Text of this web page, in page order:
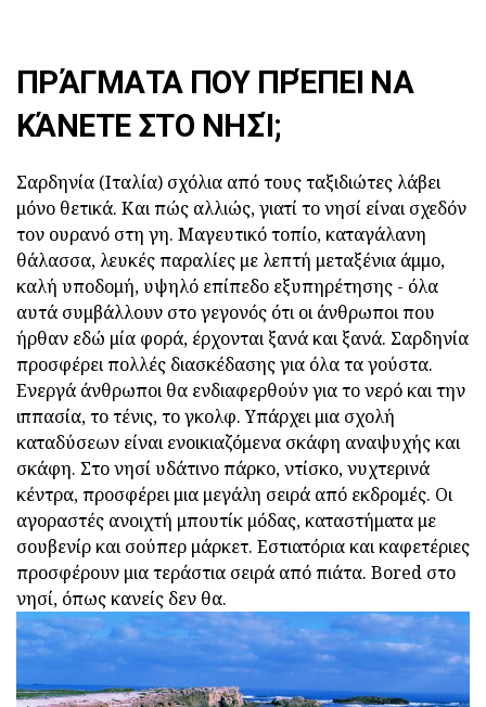
ΠΡΆΓΜΑΤΑ ΠΟΥ ΠΡΈΠΕΙ ΝΑ
ΚΆΝΕΤΕ ΣΤΟ ΝΗΣΊ;
Σαρδηνία (Ιταλία) σχόλια από τους ταξιδιώτες λάβει
μόνο θετικά. Και πώς αλλιώς, γιατί το νησί είναι σχεδόν
τον ουρανό στη γη. Μαγευτικό τοπίο, καταγάλανη
θάλασσα, λευκές παραλίες με λεπτή μεταξένια άμμο,
καλή υποδομή, υψηλό επίπεδο εξυπηρέτησης - όλα
αυτά συμβάλλουν στο γεγονός ότι οι άνθρωποι που
ήρθαν εδώ μία φορά, έρχονται ξανά και ξανά. Σαρδηνία
προσφέρει πολλές διασκέδασης για όλα τα γούστα.
Ενεργά άνθρωποι θα ενδιαφερθούν για το νερό και την
ιππασία, το τένις, το γκολφ. Υπάρχει μια σχολή
καταδύσεων είναι ενοικιαζόμενα σκάφη αναψυχής και
σκάφη. Στο νησί υδάτινο πάρκο, ντίσκο, νυχτερινά
κέντρα, προσφέρει μια μεγάλη σειρά από εκδρομές. Οι
αγοραστές ανοιχτή μπουτίκ μόδας, καταστήματα με
σουβενίρ και σούπερ μάρκετ. Εστιατόρια και καφετέριες
προσφέρουν μια τεράστια σειρά από πιάτα. Bored στο
νησί, όπως κανείς δεν θα.